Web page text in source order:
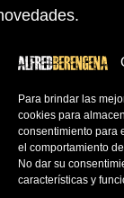
Para brindar las
cookies para
consentimiento para
el comportamiento
No dar su
características y